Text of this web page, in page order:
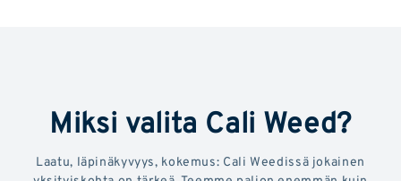
Miksi valita Cali Weed?
Laatu, läpinäkyvyys, kokemus: Cali Weedissä jokainen